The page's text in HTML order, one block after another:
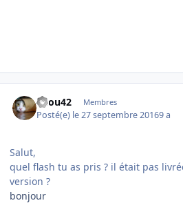
ricou42 Membres
Posté(e) le 27 septembre 20169 a
Salut,
quel flash tu as pris ? il était pas
version ?
bonjour